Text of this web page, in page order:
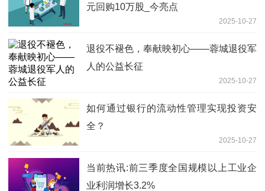
元回购10万股_今亮点
2025-10-27
退役不褪色，奉献映初心——蓉城退役军
人的公益长征
2025-10-27
如何通过银行的流动性管理实现投资安
全？
2025-10-27
当前热讯:前三季度全国规模以上工业企
业利润增长3.2%